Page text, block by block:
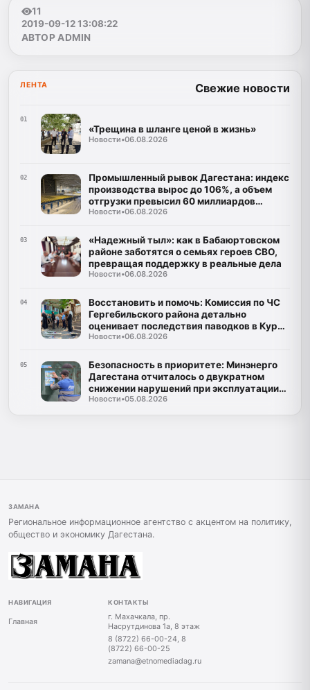
11
2019-09-12 13:08:22
АВТОР ADMIN
ЛЕНТА Свежие новости
01
«Трещина в шланге ценой в жизнь»
Новости•06.08.2026
02
Промышленный рывок Дагестана: индекс
производства вырос до 106%, а объем
отгрузки превысил 60 миллиардов
рублей
Новости•06.08.2026
03
«Надежный тыл»: как в Бабаюртовском
районе заботятся о семьях героев СВО,
превращая поддержку в реальные дела
Новости•06.08.2026
04
Восстановить и помочь: Комиссия по ЧС
Гергебильского района детально
оценивает последствия паводков в Курми
и Хвартикуни
Новости•06.08.2026
05
Безопасность в приоритете: Минэнерго
Дагестана отчиталось о двукратном
снижении нарушений при эксплуатации
газа
Новости•05.08.2026
ЗАМАНА
Региональное информационное агентство с акцентом на политику,
общество и экономику Дагестана.
НАВИГАЦИЯ
Главная
КОНТАКТЫ
г. Махачкала, пр.
Насрутдинова 1а, 8 этаж
8 (8722) 66-00-24, 8
(8722) 66-00-25
zamana@etnomediadag.ru